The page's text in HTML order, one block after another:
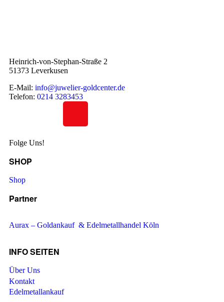
Heinrich-von-Stephan-Straße 2
51373 Leverkusen
E-Mail: info@juwelier-goldcenter.de
Telefon: 0214 3283453
Folge Uns!
SHOP
Shop
Partner
Aurax – Goldankauf & Edelmetallhandel Köln
INFO SEITEN
Über Uns
Kontakt
Edelmetallankauf